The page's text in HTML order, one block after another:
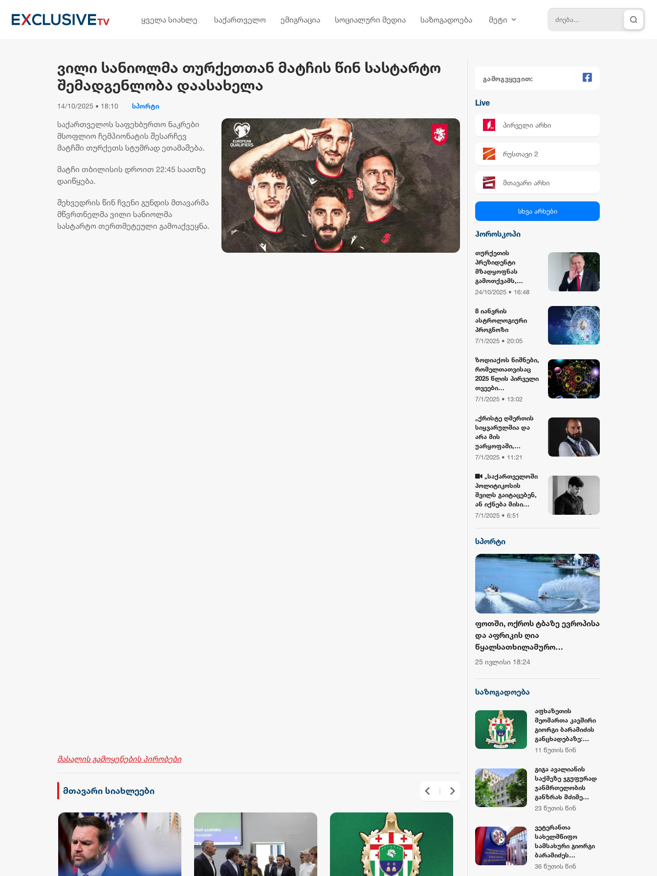
ყველა სიახლე საქართველო ემიგრაცია სოციალური მედია საზოგადოება მეტი
ვილი სანიოლმა თურქეთთან მატჩის წინ სასტარტო
შემადგენლობა დაასახელა
14/10/2025 • 18:10 სპორტი
საქართველოს საფეხბურთო ნაკრები
მსოფლიო ჩემპიონატის შესარჩევ
მატჩში თურქეთს სტუმრად ეთამაშება.
მატჩი თბილისის დროით 22:45 საათზე
დაიწყება.
შეხვედრის წინ ჩვენი გუნდის მთავარმა
მწვრთნელმა ვილი სანიოლმა
სასტარტო თერთმეტეული გამოაქვეყნა.
მასალის გამოყენების პირობები
მთავარი სიახლეები
გამოგვყევით:
Live
პირველი არხი
რუსთავი 2
მთავარი არხი
პალიტრა News
სილქ უნივერსალი
TV პირველი
რიონი
სხვა არხები
ჰოროსკოპი
თურქეთის
პრეზიდენტი
მზადყოფნას
გამოთქვამს,
რუსეთისა და აშშ-
მასპინძლობისთვის
24/10/2025 • 16:48
8 იანვრის
ასტროლოგიური
პროგნოზი
7/1/2025 • 20:05
ზოდიაქოს ნიშნები,
რომელთათვისაც
2025 წლის პირველი
თვეები
განსაკუთრებით
იქნება
7/1/2025 • 13:02
„ქრისტე ღმერთის
სიყვარულშია და
არა მის
უარყოფაში,
ბიბლიასთან და
გიორგი ლობჯანიძე
შობის
დღესასწაულზე
7/1/2025 • 11:21
„საქართველოში
პოლიტიკოსის
შვილს გაიტაცებენ,
ან იქნება მისი
სიკვდილი... ბანკზე
ვერტმფრენი“ -
წინასწარმეტყველე
7/1/2025 • 6:51
სპორტი
ფოთში, ოქროს ტბაზე ევროპისა
და აფრიკის ღია
წყალსათხილამურო
ჩემპიონატის მეორე საშეჯიბრო
25 ივლისი 18:24
საზოგადოება
აფხაზეთის
მეომართა კავშირი
გიორგი ბარამიძის
განცხადებაზე:
არავის მივცემთ
ქვეყნისთვის
დამაზიანებელი
განცხადებებით
ქართველი
ღირსება შეილახოს
ხსოვნა
პოლიტიკური
მიზნებისთვის
იქნეს
გამოყენებული
11 წუთის წინ
გიგა ავალიანის
საქმეზე ჯგუფურად
ჯანმრთელობის
განზრახ მძიმე
დაზიანების
ნია იმნაძეს და
განსაკუთრებით
მძიმე დანაშაულის
შეუტყობინებლობი
ანასტასია
23 წუთის წინ
ვეტერანთა
სახელმწიფო
სამსახური გიორგი
ბარამიძეს
მიმართავს,
36 წუთის წინ